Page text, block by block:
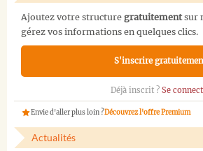
Ajoutez votre structure gratuitementsur
gérez vos informations en quelques clics.
S'inscrire
Déjà inscrit ? Se
Envie d'aller plus loin ?Découvrez l'offre Premium
Actualités